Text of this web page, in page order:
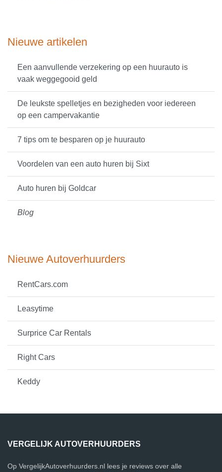
Nieuwe artikelen
Een aanvullende verzekering op een huurauto is
vaak weggegooid geld
De leukste spelletjes en bezigheden voor iedereen
op een campervakantie
7 tips om te besparen op je huurauto
Voordelen van een auto huren bij Sixt
Auto huren bij Goldcar
Blog
Nieuwe Autoverhuurders
RentCars.com
Leasytime
Surprice Car Rentals
Right Cars
Keddy
VERGELIJK AUTOVERHUURDERS
Op VergelijkAutoverhuurders.nl lees je reviews over alle